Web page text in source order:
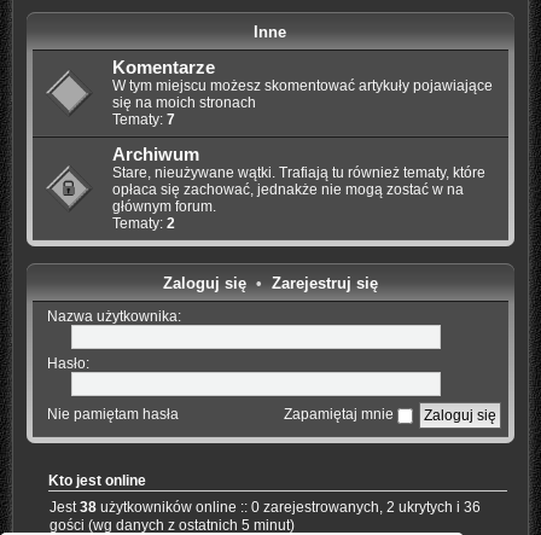
Inne
Komentarze
W tym miejscu możesz skomentować artykuły pojawiające
się na moich stronach
Tematy: 7
Archiwum
Stare, nieużywane wątki. Trafiają tu również tematy, które
opłaca się zachować, jednakże nie mogą zostać w na
głównym forum.
Tematy: 2
Zaloguj się• Zarejestruj się
Nazwa użytkownika:
Hasło:
Nie pamiętam hasła Zapamiętaj mnie
Kto jest online
Jest38 użytkowników online :: 0 zarejestrowanych, 2 ukrytych i 36
gości (wg danych z ostatnich 5 minut)